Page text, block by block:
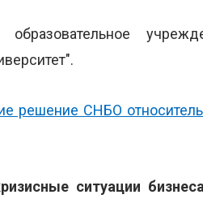
решение СНБО
ситуации